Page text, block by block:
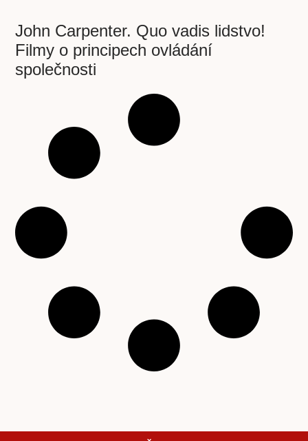
John Carpenter. Quo vadis lidstvo!
Filmy o principech ovládání
společnosti